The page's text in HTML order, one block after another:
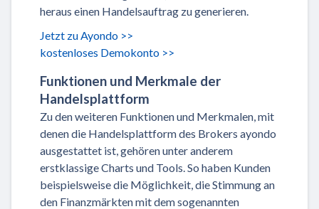
heraus einen Handelsauftrag zu generieren.
Jetzt zu Ayondo >>
kostenloses Demokonto >>
Funktionen und Merkmale der
Handelsplattform
Zu den weiteren Funktionen und Merkmalen, mit
denen die Handelsplattform des Brokers ayondo
ausgestattet ist, gehören unter anderem
erstklassige Charts und Tools. So haben Kunden
beispielsweise die Möglichkeit, die Stimmung an
den Finanzmärkten mit dem sogenannten